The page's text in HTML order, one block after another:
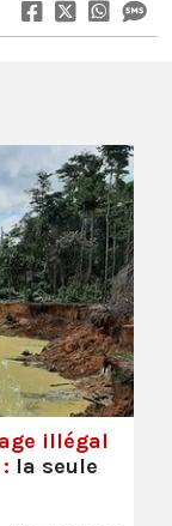
illégal
la seule